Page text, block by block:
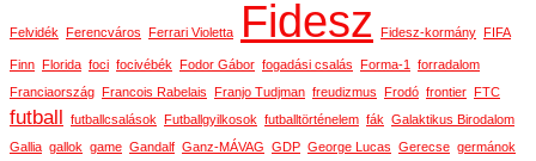
Felvidék Ferencváros Ferrari Violetta Fidesz Fidesz-kormány FIFA
Finn Florida foci focivébék Fodor Gábor fogadási csalás Forma-1
forradalom
Franciaország
Francois Rabelais Franjo Tudjman freudizmus Frodó frontier FTC
futball futballcsalások Futballgyilkosok futballtörténelem fák Galaktikus Birodalom
Gallia gallok game Gandalf Ganz-MÁVAG GDP George Lucas Gerecse germánok